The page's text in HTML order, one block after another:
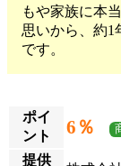
もや家族に本
思いから、約1
です。
ポイ
ント
6％
提供